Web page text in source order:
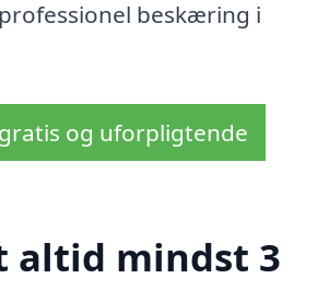
beskæring i
og uforpligtende
altid mindst 3